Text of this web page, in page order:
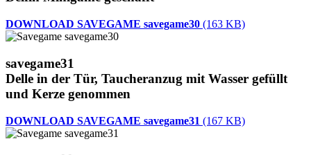
DOWNLOAD SAVEGAME savegame30 (163 KB)
savegame31
Delle in der Tür, Taucheranzug mit Wasser gefüllt
und Kerze genommen
DOWNLOAD SAVEGAME savegame31 (167 KB)